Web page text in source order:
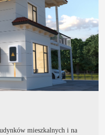
mieszkalnych i na